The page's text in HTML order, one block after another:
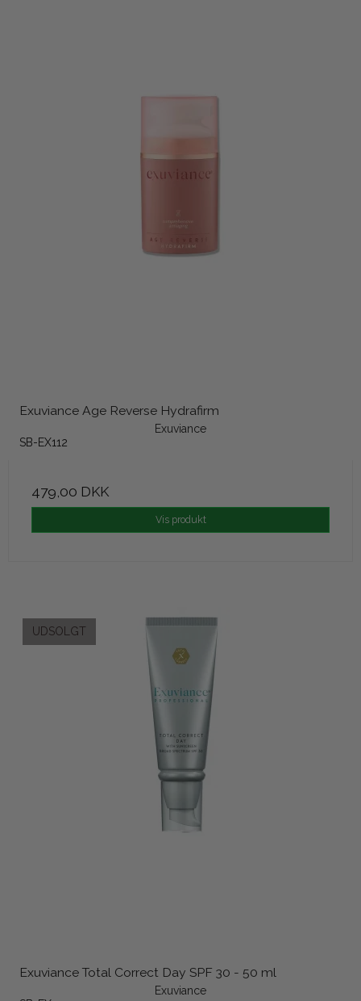
Exuviance Age Reverse Hydrafirm
Exuviance
SB-EX112
479,00 DKK
Vis produkt
UDSOLGT
Exuviance Total Correct Day SPF 30 - 50 ml
Exuviance